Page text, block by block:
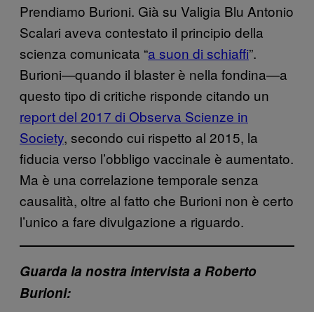
Prendiamo Burioni. Già su Valigia Blu Antonio
Scalari aveva contestato il principio della
scienza comunicata “a suon di schiaffi”.
Burioni—quando il blaster è nella fondina—a
questo tipo di critiche risponde citando un
report del 2017 di Observa Scienze in
Society, secondo cui rispetto al 2015, la
fiducia verso l’obbligo vaccinale è aumentato.
Ma è una correlazione temporale senza
causalità, oltre al fatto che Burioni non è certo
l’unico a fare divulgazione a riguardo.
Guarda la nostra intervista a Roberto
Burioni: